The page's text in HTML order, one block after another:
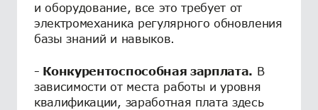
и оборудование, все это требует от
электромеханика регулярного обновления
базы знаний и навыков.
- Конкурентоспособная зарплата. В
зависимости от места работы и уровня
квалификации, заработная плата здесь